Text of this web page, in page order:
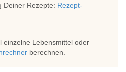
Deiner Rezepte: Rezept-
einzelne Lebensmittel oder
berechnen.